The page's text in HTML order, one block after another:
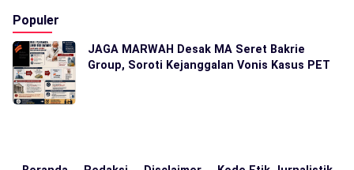
Populer
JAGA MARWAH Desak MA Seret Bakrie
Group, Soroti Kejanggalan Vonis Kasus PET